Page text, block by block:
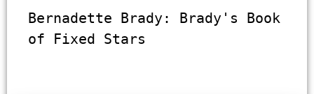
Bernadette Brady: Brady's Book
of Fixed Stars